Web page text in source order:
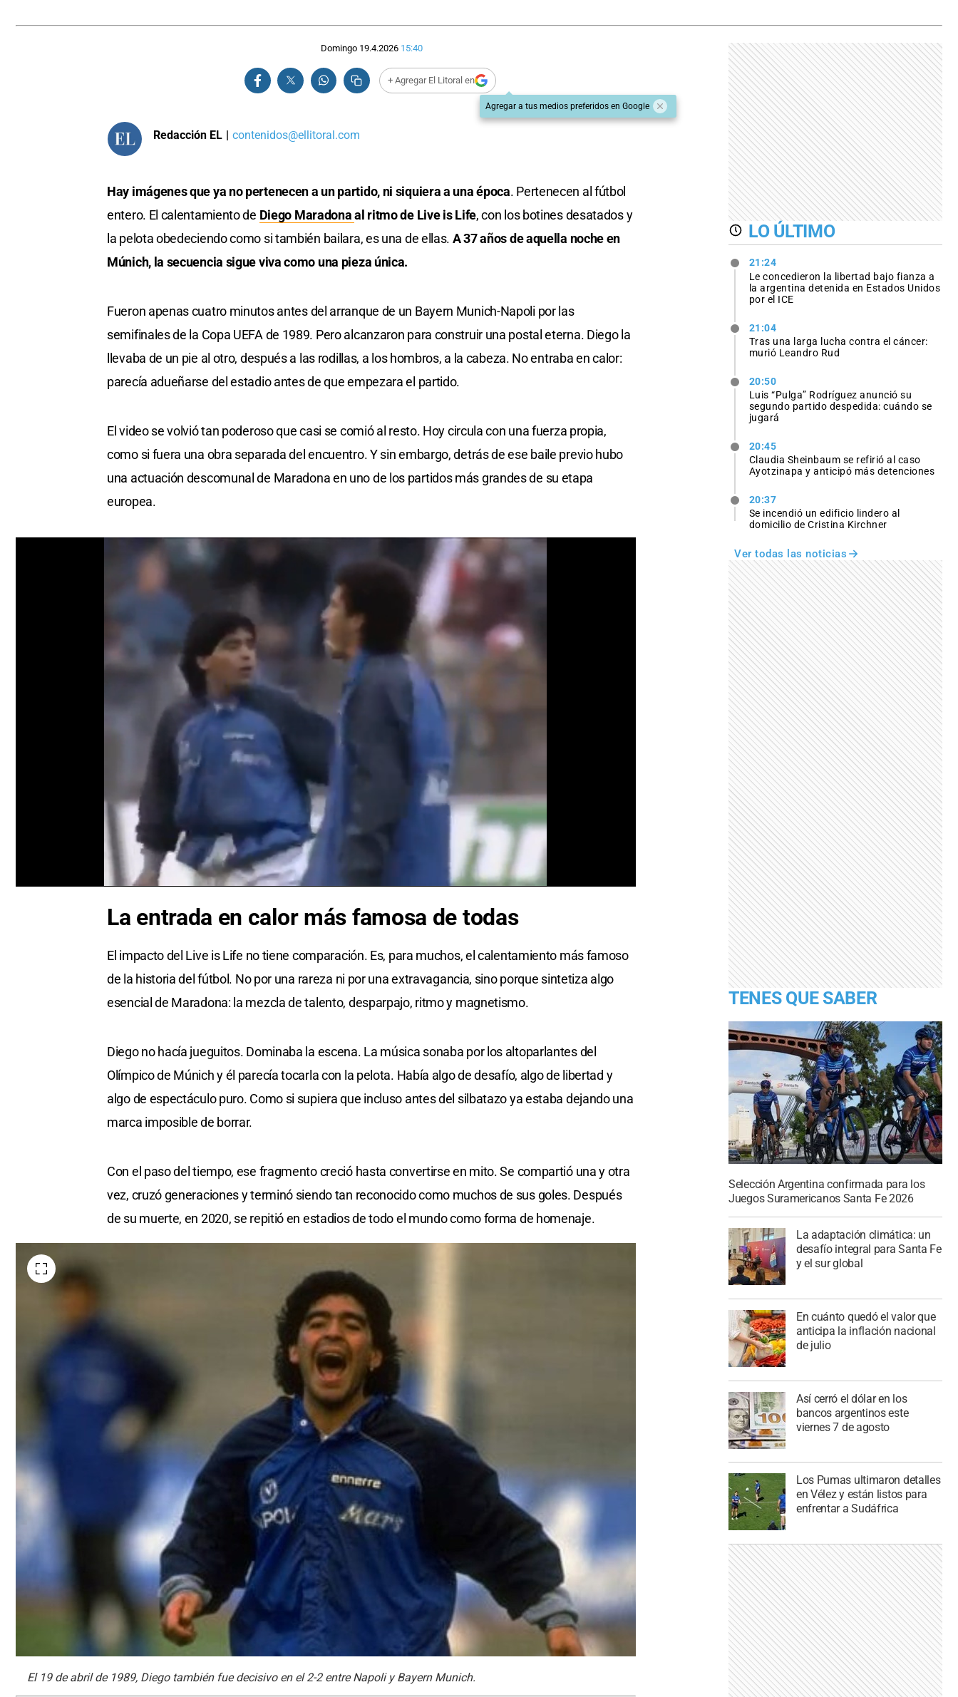
Domingo 19.4.2026 15:40
+ Agregar El Litoral en
Agregar a tus medios preferidos en Google
Redacción EL | contenidos@ellitoral.com
Hay imágenes que ya no pertenecen a un partido, ni siquiera a una época. Pertenecen al fútbol
entero. El calentamiento de Diego Maradonaal ritmo de Live is Life, con los botines desatados y
la pelota obedeciendo como si también bailara, es una de ellas. A 37 años de aquella noche en
Múnich, la secuencia sigue viva como una pieza única.
Fueron apenas cuatro minutos antes del arranque de un Bayern Munich-Napoli por las
semifinales de la Copa UEFA de 1989. Pero alcanzaron para construir una postal eterna. Diego la
llevaba de un pie al otro, después a las rodillas, a los hombros, a la cabeza. No entraba en calor:
parecía adueñarse del estadio antes de que empezara el partido.
El video se volvió tan poderoso que casi se comió al resto. Hoy circula con una fuerza propia,
como si fuera una obra separada del encuentro. Y sin embargo, detrás de ese baile previo hubo
una actuación descomunal de Maradona en uno de los partidos más grandes de su etapa
europea.
La entrada en calor más famosa de todas
El impacto del Live is Life no tiene comparación. Es, para muchos, el calentamiento más famoso
de la historia del fútbol. No por una rareza ni por una extravagancia, sino porque sintetiza algo
esencial de Maradona: la mezcla de talento, desparpajo, ritmo y magnetismo.
Diego no hacía jueguitos. Dominaba la escena. La música sonaba por los altoparlantes del
Olímpico de Múnich y él parecía tocarla con la pelota. Había algo de desafío, algo de libertad y
algo de espectáculo puro. Como si supiera que incluso antes del silbatazo ya estaba dejando una
marca imposible de borrar.
Con el paso del tiempo, ese fragmento creció hasta convertirse en mito. Se compartió una y otra
vez, cruzó generaciones y terminó siendo tan reconocido como muchos de sus goles. Después
de su muerte, en 2020, se repitió en estadios de todo el mundo como forma de homenaje.
El 19 de abril de 1989, Diego también fue decisivo en el 2-2 entre Napoli y Bayern Munich.
LO ÚLTIMO
21:24
Le concedieron la libertad bajo fianza a
la argentina detenida en Estados Unidos
por el ICE
21:04
Tras una larga lucha contra el cáncer:
murió Leandro Rud
20:50
Luis “Pulga” Rodríguez anunció su
segundo partido despedida: cuándo se
jugará
20:45
Claudia Sheinbaum se refirió al caso
Ayotzinapa y anticipó más detenciones
20:37
Se incendió un edificio lindero al
domicilio de Cristina Kirchner
Ver todas las noticias
TENES QUE SABER
Selección Argentina confirmada para los
Juegos Suramericanos Santa Fe 2026
La adaptación climática: un
desafío integral para Santa Fe
y el sur global
En cuánto quedó el valor que
anticipa la inflación nacional
de julio
Así cerró el dólar en los
bancos argentinos este
viernes 7 de agosto
Los Pumas ultimaron detalles
en Vélez y están listos para
enfrentar a Sudáfrica